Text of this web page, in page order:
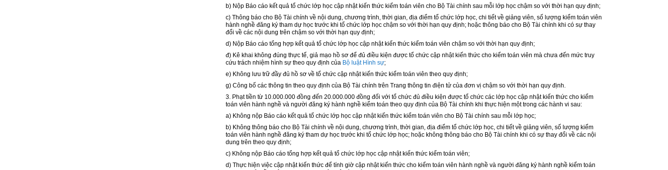
b) Nộp Báo cáo kết quả tổ chức lớp học cập nhật kiến thức kiểm toán viên cho Bộ Tài chính sau mỗi lớp học chậm so với thời hạn quy định;
c) Thông báo cho Bộ Tài chính về nội dung, chương trình, thời gian, địa điểm tổ chức lớp học, chi tiết về giảng viên, số lượng kiểm toán viên
hành nghề đăng ký tham dự học trước khi tổ chức lớp học chậm so với thời hạn quy định; hoặc thông báo cho Bộ Tài chính khi có sự thay
đổi về các nội dung trên chậm so với thời hạn quy định;
d) Nộp Báo cáo tổng hợp kết quả tổ chức lớp học cập nhật kiến thức kiểm toán viên chậm so với thời hạn quy định;
đ) Kê khai không đúng thực tế, giả mạo hồ sơ để đủ điều kiện được tổ chức cập nhật kiến thức cho kiểm toán viên mà chưa đến mức truy
cứu trách nhiệm hình sự theo quy định của Bộ luật Hình sự;
e) Không lưu trữ đầy đủ hồ sơ về tổ chức cập nhật kiến thức kiểm toán viên theo quy định;
g) Công bố các thông tin theo quy định của Bộ Tài chính trên Trang thông tin điện tử của đơn vị chậm so với thời hạn quy định.
3. Phạt tiền từ 10.000.000 đồng đến 20.000.000 đồng đối với tổ chức đủ điều kiện được tổ chức các lớp học cập nhật kiến thức cho kiểm
toán viên hành nghề và người đăng ký hành nghề kiểm toán theo quy định của Bộ Tài chính khi thực hiện một trong các hành vi sau:
a) Không nộp Báo cáo kết quả tổ chức lớp học cập nhật kiến thức kiểm toán viên cho Bộ Tài chính sau mỗi lớp học;
b) Không thông báo cho Bộ Tài chính về nội dung, chương trình, thời gian, địa điểm tổ chức lớp học, chi tiết về giảng viên, số lượng kiểm
toán viên hành nghề đăng ký tham dự học trước khi tổ chức lớp học; hoặc không thông báo cho Bộ Tài chính khi có sự thay đổi về các nội
dung trên theo quy định;
c) Không nộp Báo cáo tổng hợp kết quả tổ chức lớp học cập nhật kiến thức kiểm toán viên;
d) Thực hiện việc cập nhật kiến thức để tính giờ cập nhật kiến thức cho kiểm toán viên hành nghề và người đăng ký hành nghề kiểm toán